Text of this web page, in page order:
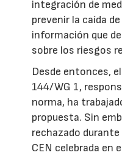
integración de
prevenir la caída
información que
sobre los riesgos
Desde entonces,
144/WG 1,
norma, ha
propuesta. Sin
rechazado
CEN celebrada en